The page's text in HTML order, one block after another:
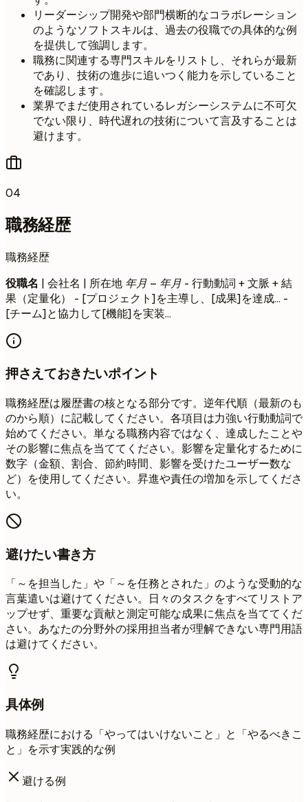
リーダーシップ開発や部門横断的なコラボレーション
のようなソフトスキルは、過去の役職での具体的な例
を提供して強調します。
職務に関連する専門スキルをリストし、それらが最新
であり、技術の進歩に追いつく能力を示していること
を確認します。
業界でまだ使用されているレガシーシステムに不可欠
でない限り、時代遅れの技術について言及することは
避けます。
04
職務経歴
職務経歴
役職名 | 会社名 | 所在地 年月 – 年月 - 行動動詞 + 文脈 + 結
果（定量化） - [プロジェクト]を主導し、[成果]を達成... -
[チーム]と協力して[機能]を実装...
押さえておきたいポイント
職務経歴は履歴書の核となる部分です。逆年代順（最新のも
のから順）に記載してください。各項目は力強い行動動詞で
始めてください。単なる職務内容ではなく、達成したことや
その影響に焦点を当ててください。影響を定量化するために
数字（金額、割合、節約時間、影響を受けたユーザー数な
ど）を使用してください。昇進や責任の増加を示してくださ
い。
避けたい書き方
「～を担当した」や「～を任務とされた」のような受動的な
言葉遣いは避けてください。日々のタスクをすべてリストア
ップせず、重要な貢献と測定可能な成果に焦点を当ててくだ
さい。あなたの分野外の採用担当者が理解できない専門用語
は避けてください。
具体例
職務経歴における「やってはいけないこと」と「やるべきこ
と」を示す実践的な例
避ける例